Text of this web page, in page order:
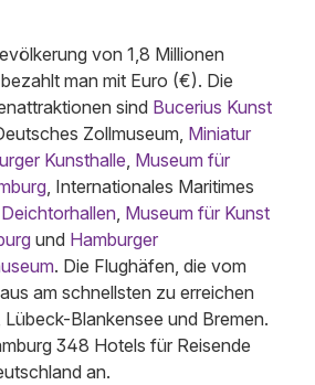
von 1,8 Millionen
man mit Euro (€). Die
sind Bucerius Kunst
Zollmuseum, Miniatur
Kunsthalle, Museum für
, Internationales Maritimes
Deichtorhallen, Museum für Kunst
und Hamburger
. Die Flughäfen, die vom
am schnellsten zu erreichen
Lübeck-Blankensee und Bremen.
348 Hotels für Reisende
an.